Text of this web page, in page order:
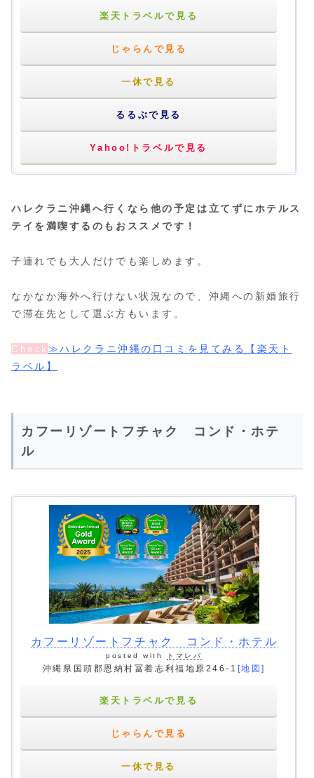
楽天トラベルで見る
じゃらんで見る
一休で見る
るるぶで見る
Yahoo!トラベルで見る
ハレクラニ沖縄へ行くなら他の予定は立てずにホテルス
テイを満喫するのもおススメです！
子連れでも大人だけでも楽しめます。
なかなか海外へ行けない状況なので、沖縄への新婚旅行
で滞在先として選ぶ方もいます。
Check≫ハレクラニ沖縄の口コミを見てみる【楽天ト
ラベル】
カフーリゾートフチャク コンド・ホテ
ル
カフーリゾートフチャク コンド・ホテル
posted with トマレバ
沖縄県国頭郡恩納村冨着志利福地原246-1 [地図]
楽天トラベルで見る
じゃらんで見る
一休で見る